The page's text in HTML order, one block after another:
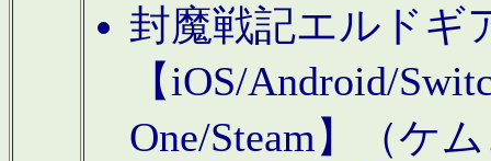
封魔戦記エルドギ
【iOS/Android/
One/Steam】（ケ